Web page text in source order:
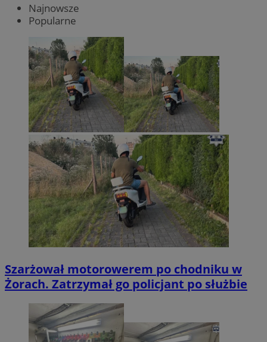
Najnowsze
Popularne
Szarżował motorowerem po chodniku w
Żorach. Zatrzymał go policjant po służbie